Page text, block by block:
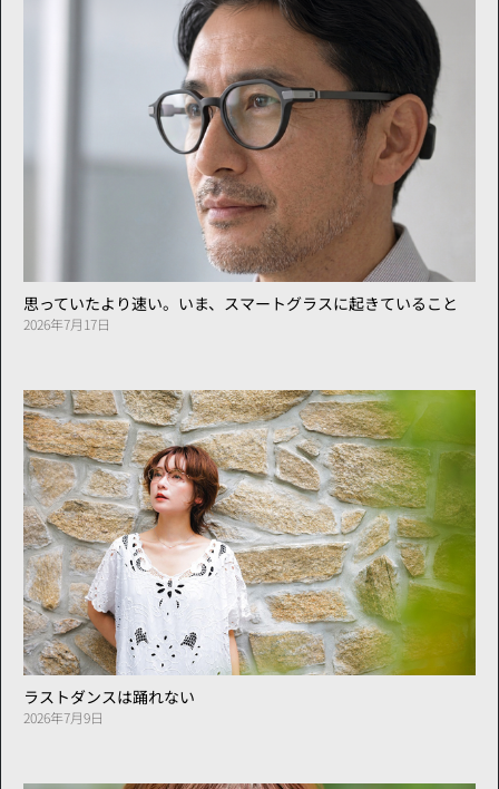
思っていたより速い。いま、スマートグラスに起きていること
2026年7月17日
ラストダンスは踊れない
2026年7月9日